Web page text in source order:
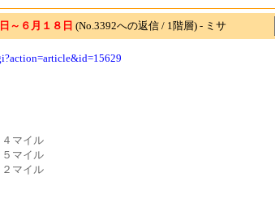
～６月１８日 (No.3392への返信 / 1階層) - ミサ
マイル
マイル
マイル